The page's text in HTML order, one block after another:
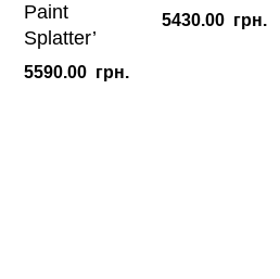
Paint
Splatter’
5590.00 грн.
5430.00 грн.